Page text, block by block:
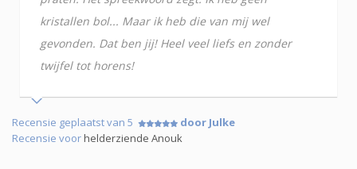
kristallen bol... Maar ik heb die van mij wel
gevonden. Dat ben jij! Heel veel liefs en zonder
twijfel tot horens!
Recensie geplaatst van 5
door Julke
Recensie voorhelderziende Anouk